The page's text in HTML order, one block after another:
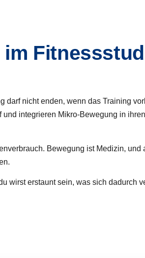
darf nicht enden, wenn das Training
integrieren Mikro-Bewegung in
Bewegung ist Medizin, und
wirst erstaunt sein, was sich dadurch